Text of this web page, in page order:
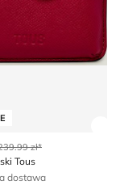
zł*
Tous
dostawa